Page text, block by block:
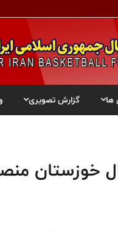
ها گزارش تصویری
خوزستان